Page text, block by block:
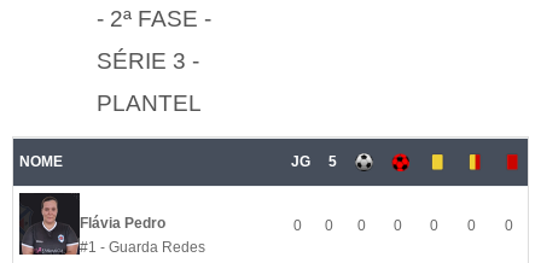
- 2ª FASE -
SÉRIE 3 -
PLANTEL
NOME JG 5
Flávia Pedro
#1 - Guarda Redes
0 0 0 0 0 0 0